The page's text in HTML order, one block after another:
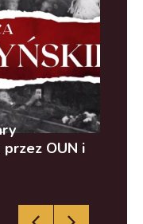
OUN i